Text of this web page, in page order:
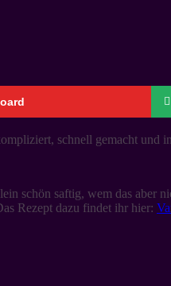
schnell gemacht und
schön saftig, wem das aber
Rezept dazu findet ihr hier: